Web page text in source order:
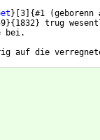
} 3 {#1 (geborenn
}{ 1832} trug
bei.
auf die